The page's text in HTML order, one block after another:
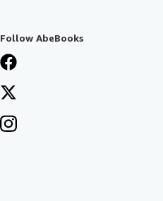
Follow AbeBooks